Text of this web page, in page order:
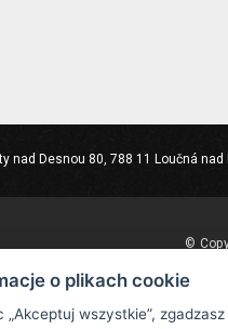
nad Desnou 80, 788 11 Loučná nad
©
o plikach cookie
„Akceptuj wszystkie”,